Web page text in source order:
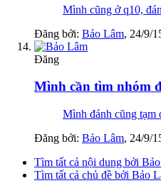
Mình cũng ở q10,
Đăng bởi: Bảo Lâm, 24/9/
Đăng
Mình cần tìm nhóm
Mình đánh cũng tạm
Đăng bởi: Bảo Lâm, 24/9/
Tìm tất cả nội dung bởi
Tìm tất cả chủ đề bởi Bảo